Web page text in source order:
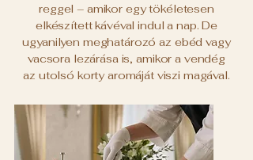
reggel – amikor egy tökéletesen
elkészített kávéval indul a nap. De
ugyanilyen meghatározó az ebéd vagy
vacsora lezárása is, amikor a vendég
az utolsó korty aromáját viszi magával.